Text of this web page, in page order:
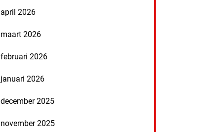
april 2026
maart 2026
februari 2026
januari 2026
december 2025
november 2025